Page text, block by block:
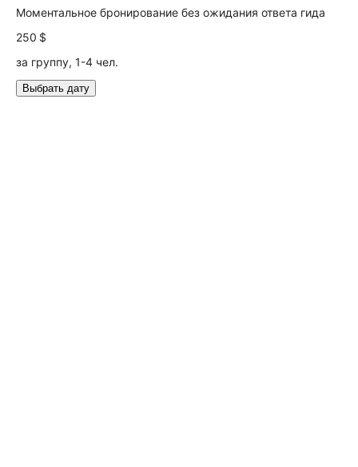
Моментальное бронирование без ожидания ответа гида
250 $
за группу, 1-4 чел.
Выбрать дату